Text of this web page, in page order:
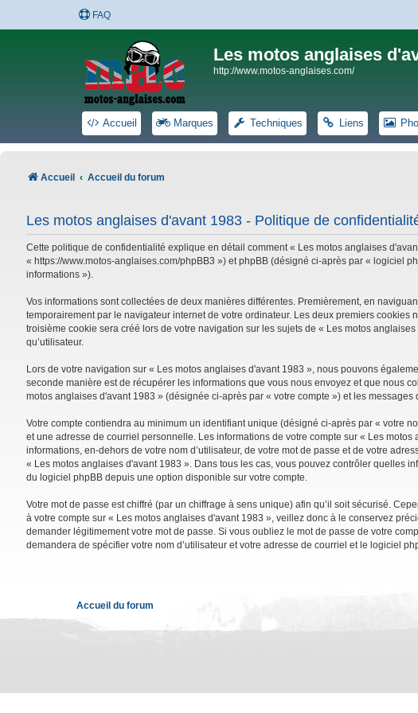
FAQ
Les motos anglaises
http://www.motos-anglaises.com/
Accueil Marques Techniques Liens
Accueil Accueil du forum
Les motos anglaises d'avant 1983 - Politique de
Cette politique de confidentialité explique en détail comment « Les motos anglaises
« https://www.motos-anglaises.com/phpBB3 ») et phpBB (désigné ci-après par « logiciel
informations »).
Vos informations sont collectées de deux manières différentes. Premièrement, en
temporairement par le navigateur internet de votre ordinateur. Les deux premiers
troisième cookie sera créé lors de votre navigation sur les sujets de « Les motos
qu’utilisateur.
Lors de votre navigation sur « Les motos anglaises d'avant 1983 », nous pouvons
seconde manière est de récupérer les informations que vous nous envoyez et que nous
motos anglaises d'avant 1983 » (désignée ci-après par « votre compte ») et les
Votre compte contiendra au minimum un identifiant unique (désigné ci-après par « votre
et une adresse de courriel personnelle. Les informations de votre compte sur « Les
informations, en-dehors de votre nom d’utilisateur, de votre mot de passe et de votre
« Les motos anglaises d'avant 1983 ». Dans tous les cas, vous pouvez contrôler quelles
du logiciel phpBB depuis une option disponible sur votre compte.
Votre mot de passe est chiffré (par un chiffrage à sens unique) afin qu’il soit sécurisé.
à votre compte sur « Les motos anglaises d'avant 1983 », veillez donc à le conservez
demander légitimement votre mot de passe. Si vous oubliez le mot de passe de votre
demandera de spécifier votre nom d’utilisateur et votre adresse de courriel et le logiciel
Accueil du forum